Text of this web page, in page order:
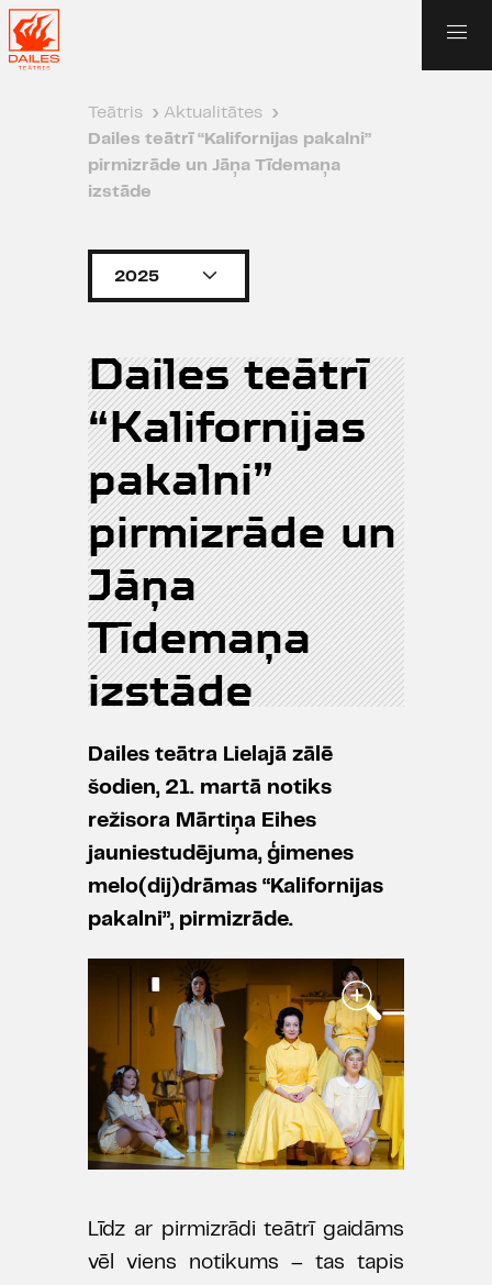
Teātris › Aktualitātes ›
Dailes teātrī “Kalifornijas pakalni”
pirmizrāde un Jāņa Tīdemaņa
izstāde
2025
Dailes teātrī
“Kalifornijas
pakalni”
pirmizrāde un
Jāņa
Tīdemaņa
izstāde
Dailes teātra Lielajā zālē
šodien, 21. martā notiks
režisora Mārtiņa Eihes
jauniestudējuma, ģimenes
melo(dij)drāmas “Kalifornijas
pakalni”, pirmizrāde.
Līdz ar pirmizrādi teātrī gaidāms
vēl viens notikums – tas tapis